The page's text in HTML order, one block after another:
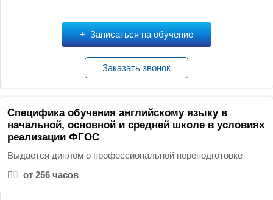
Записаться на обучение
Заказать звонок
Специфика обучения английскому языку в
начальной, основной и средней школе в условиях
реализации ФГОС
Выдается диплом о профессиональной переподготовке
от 256 часов